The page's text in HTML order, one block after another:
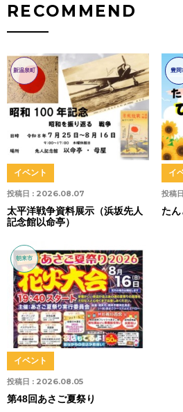
RECOMMEND
新温泉町
投稿日 : 2026.08.07
イベント
太平洋戦争資料展示（浜坂先人
記念館以命亭）
豊岡
投稿
イ
た
朝来市
投稿日 : 2026.08.05
イベント
第48回あさご夏祭り